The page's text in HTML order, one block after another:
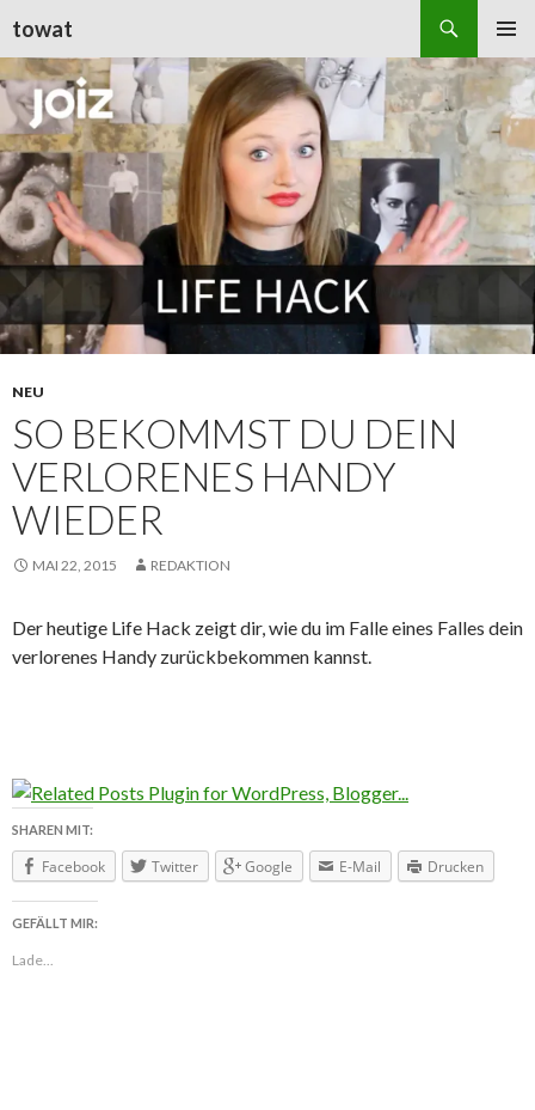
towat
MENÜ
INHALT
SPRINGEN
NEU
SO BEKOMMST DU DEIN
VERLORENES HANDY
WIEDER
MAI 22, 2015 REDAKTION
Der heutige Life Hack zeigt dir, wie du im Falle eines Falles dein
verlorenes Handy zurückbekommen kannst.
SHAREN MIT:
Facebook Twitter Google E-Mail Drucken
GEFÄLLT MIR:
Lade...